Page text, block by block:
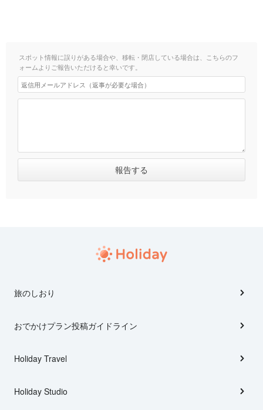
スポット情報に誤りがある場合や、移転・閉店している場合は、こちらのフ
ォームよりご報告いただけると幸いです。
旅のしおり
おでかけプラン投稿ガイドライン
Holiday Travel
Holiday Studio